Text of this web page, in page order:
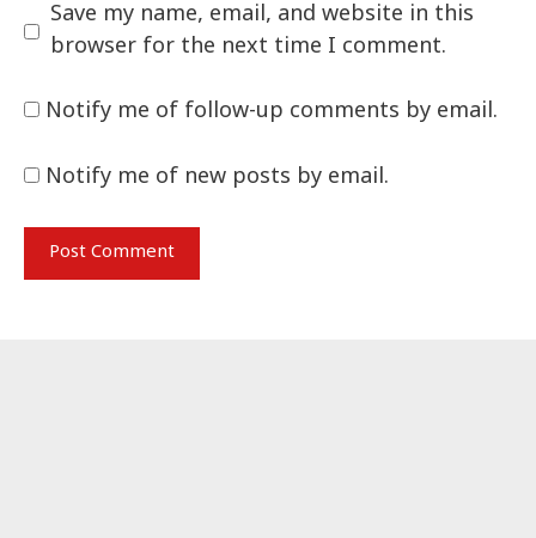
Save my name, email, and website in this
browser for the next time I comment.
Notify me of follow-up comments by email.
Notify me of new posts by email.